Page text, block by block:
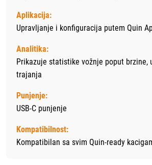
Aplikacija:
Upravljanje i konfiguracija putem Quin
Analitika:
Prikazuje statistike vožnje poput brzine,
trajanja
Punjenje:
USB-C punjenje
Kompatibilnost:
Kompatibilan sa svim Quin-ready